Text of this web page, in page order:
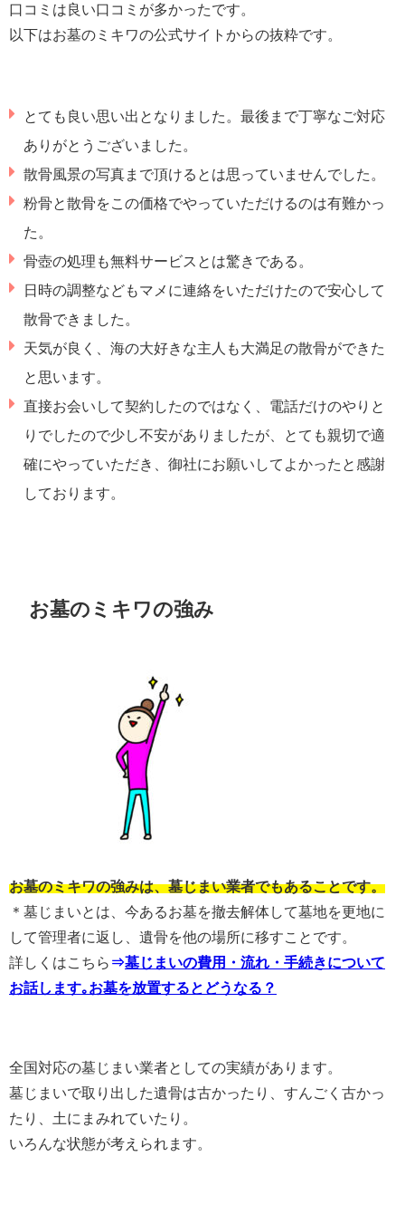
口コミは良い口コミが多かったです。
以下はお墓のミキワの公式サイトからの抜粋です。
とても良い思い出となりました。最後まで丁寧なご対応
ありがとうございました。
散骨風景の写真まで頂けるとは思っていませんでした。
粉骨と散骨をこの価格でやっていただけるのは有難かっ
た。
骨壺の処理も無料サービスとは驚きである。
日時の調整などもマメに連絡をいただけたので安心して
散骨できました。
天気が良く、海の大好きな主人も大満足の散骨ができた
と思います。
直接お会いして契約したのではなく、電話だけのやりと
りでしたので少し不安がありましたが、とても親切で適
確にやっていただき、御社にお願いしてよかったと感謝
しております。
お墓のミキワの強み
お墓のミキワの強みは、墓じまい業者でもあることです。
＊墓じまいとは、今あるお墓を撤去解体して墓地を更地に
して管理者に返し、遺骨を他の場所に移すことです。
詳しくはこちら ⇒墓じまいの費用・流れ・手続きについて
お話します｡お墓を放置するとどうなる？
全国対応の墓じまい業者としての実績があります。
墓じまいで取り出した遺骨は古かったり、すんごく古かっ
たり、土にまみれていたり。
いろんな状態が考えられます。